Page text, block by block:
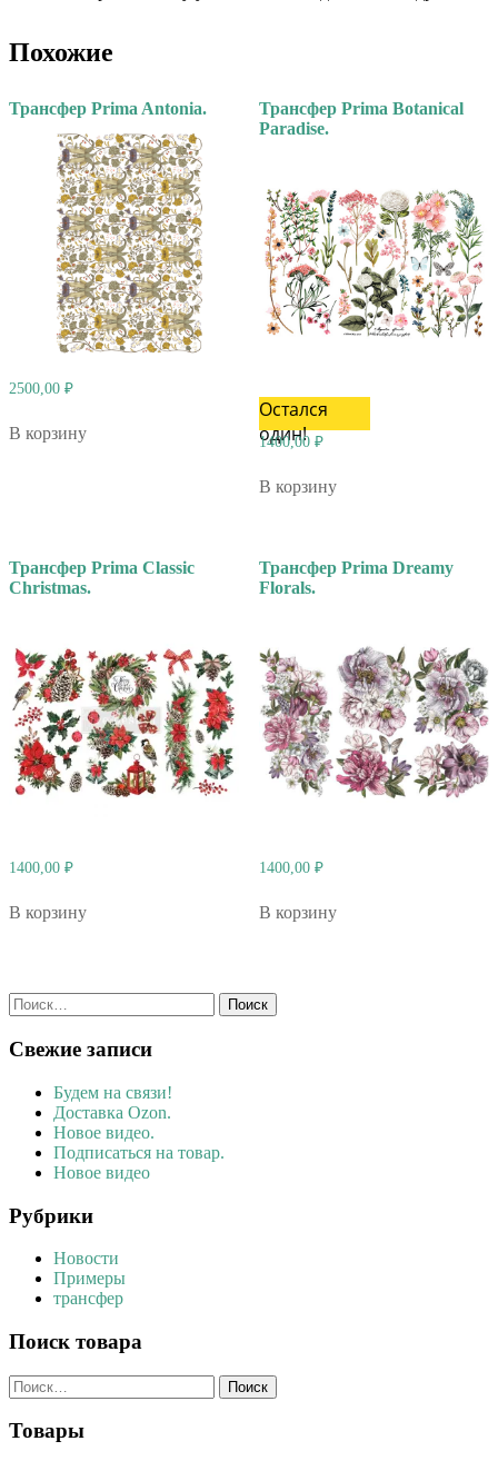
Похожие
Трансфер Prima Antonia.
2500,00 ₽
В корзину
Трансфер Prima Botanical
Paradise.
Остался
один!
1400,00 ₽
В корзину
Трансфер Prima Classic
Christmas.
1400,00 ₽
В корзину
Трансфер Prima Dreamy
Florals.
1400,00 ₽
В корзину
Найти:
Свежие записи
Будем на связи!
Доставка Ozon.
Новое видео.
Подписаться на товар.
Новое видео
Рубрики
Новости
Примеры
трансфер
Поиск товара
Найти:
Товары